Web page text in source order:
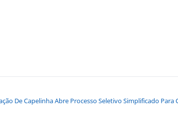
De Capelinha Abre Processo Seletivo Simplificado